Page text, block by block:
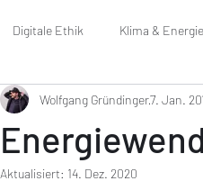
Digitale Ethik Klima & Energie
Wolfgang Gründinger7. Jan.
Aktualisiert: 14. Dez. 2020